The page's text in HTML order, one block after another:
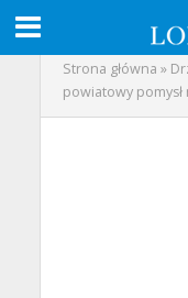
Strona główna »
powiatowy